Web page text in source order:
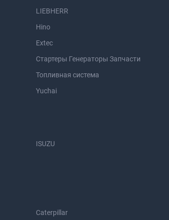
LIEBHERR
Hino
Extec
Стартеры Генераторы Запчасти
Топливная система
Yuchai
ISUZU
Caterpillar